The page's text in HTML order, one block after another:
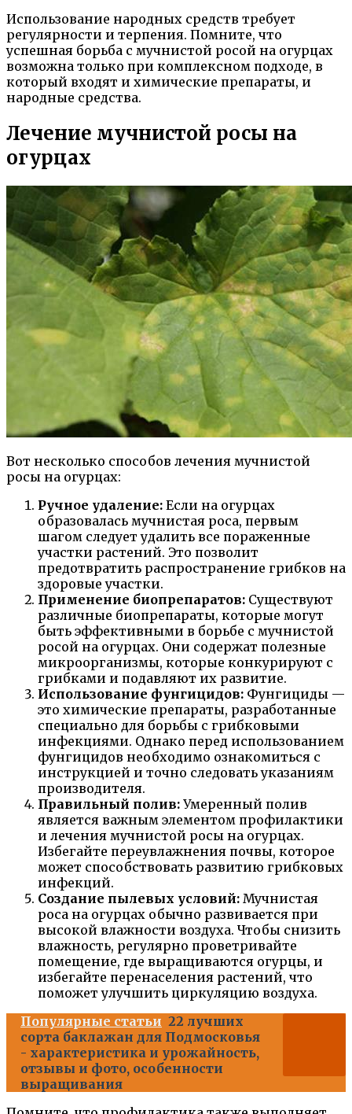
Использование народных средств требует
регулярности и терпения. Помните, что
успешная борьба с мучнистой росой на огурцах
возможна только при комплексном подходе, в
который входят и химические препараты, и
народные средства.
Лечение мучнистой росы на
огурцах
Вот несколько способов лечения мучнистой
росы на огурцах:
Ручное удаление: Если на огурцах
образовалась мучнистая роса, первым
шагом следует удалить все пораженные
участки растений. Это позволит
предотвратить распространение грибков на
здоровые участки.
Применение биопрепаратов: Существуют
различные биопрепараты, которые могут
быть эффективными в борьбе с мучнистой
росой на огурцах. Они содержат полезные
микроорганизмы, которые конкурируют с
грибками и подавляют их развитие.
Использование фунгицидов: Фунгициды —
это химические препараты, разработанные
специально для борьбы с грибковыми
инфекциями. Однако перед использованием
фунгицидов необходимо ознакомиться с
инструкцией и точно следовать указаниям
производителя.
Правильный полив: Умеренный полив
является важным элементом профилактики
и лечения мучнистой росы на огурцах.
Избегайте переувлажнения почвы, которое
может способствовать развитию грибковых
инфекций.
Создание пылевых условий: Мучнистая
роса на огурцах обычно развивается при
высокой влажности воздуха. Чтобы снизить
влажность, регулярно проветривайте
помещение, где выращиваются огурцы, и
избегайте перенаселения растений, что
поможет улучшить циркуляцию воздуха.
Популярные статьи 22 лучших
сорта баклажан для Подмосковья
- характеристика и урожайность,
отзывы и фото, особенности
выращивания